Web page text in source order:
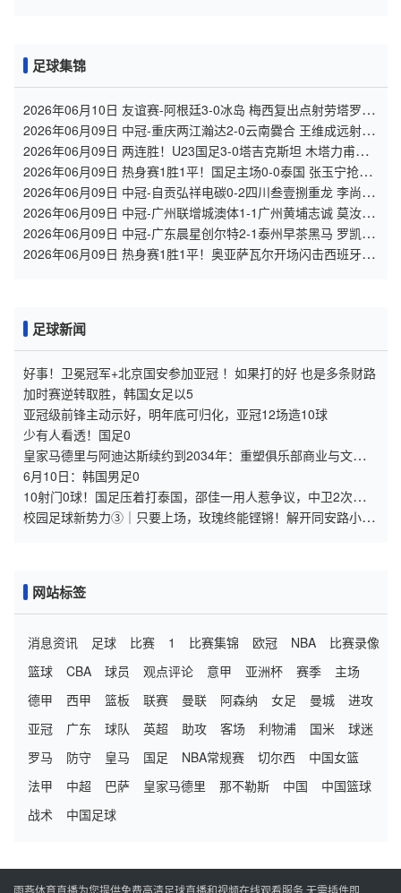
足球集锦
2026年06月10日 友谊赛-阿根廷3-0冰岛 梅西复出点射劳塔罗造
点+中柱阿尔马达破门
2026年06月09日 中冠-重庆两江瀚达2-0云南爨合 王维成远射建
功
2026年06月09日 两连胜！U23国足3-0塔吉克斯坦 木塔力甫闪
击+造点向余望点射
2026年06月09日 热身赛1胜1平！国足主场0-0泰国 张玉宁抢点
中柱国足24脚射门未果
2026年06月09日 中冠-自贡弘祥电碳0-2四川叁壹捌重龙 李尚
霖、邹齐破门
2026年06月09日 中冠-广州联增城澳体1-1广州黄埔志诚 莫汝恒
绝平
2026年06月09日 中冠-广东晨星创尔特2-1泰州早茶黑马 罗凯、
王伟轩破门
2026年06月09日 热身赛1胜1平！奥亚萨瓦尔开场闪击西班牙3-
足球新闻
好事！卫冕冠军+北京国安参加亚冠 ！如果打的好 也是多条财路
加时赛逆转取胜，韩国女足以5
亚冠级前锋主动示好，明年底可归化，亚冠12场造10球
少有人看透！国足0
皇家马德里与阿迪达斯续约到2034年：重塑俱乐部商业与文化命
运的八年合同
6月10日：韩国男足0
10射门0球！国足压着打泰国，邵佳一用人惹争议，中卫2次低级
失误
校园足球新势力③｜只要上场，玫瑰终能铿锵！解开同安路小学
网站标签
消息资讯 足球 比赛 1 比赛集锦 欧冠 NBA
比赛录像
篮球
CBA 球员 观点评论 意甲 亚洲杯 赛季
主场
德甲
西甲 篮板 联赛 曼联 阿森纳 女足 曼城
进攻
亚冠
广东 球队 英超 助攻 客场 利物浦 国米
球迷
罗马
防守 皇马 国足 NBA常规赛 切尔西
中国女篮
法甲
中超 巴萨 皇家马德里 那不勒斯 中国
中国篮球
战术
中国足球
雨燕体育直播为您提供免费高清足球直播和视频在线观看服务,无需插件即